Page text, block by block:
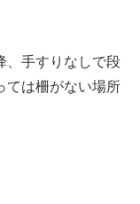
、手すりなしで段
ては柵がない場所